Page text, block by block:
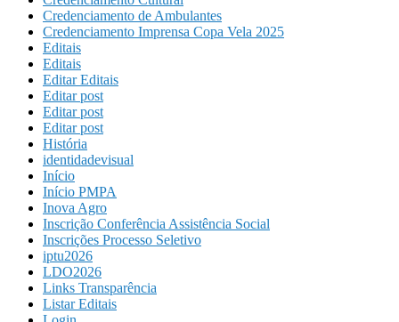
Credenciamento de Ambulantes
Credenciamento Imprensa Copa Vela 2025
Editais
Editais
Editar Editais
Editar post
Editar post
Editar post
História
identidadevisual
Início
Início PMPA
Inova Agro
Inscrição Conferência Assistência Social
Inscrições Processo Seletivo
iptu2026
LDO2026
Links Transparência
Listar Editais